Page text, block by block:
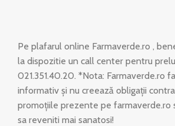
Pe plafarul online Farmaverde.ro ,
la dispozitie un call center pentru
021.351.40.20. *Nota: Farmaverde.ro
informativ și nu creează obligații
promoțiile prezente pe farmaverde.ro
sa reveniti mai sanatosi!